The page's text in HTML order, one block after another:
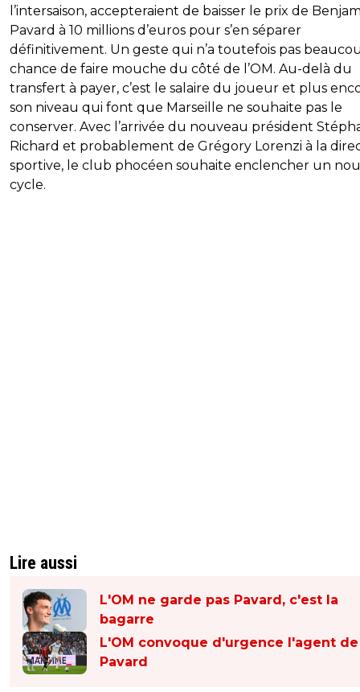
l’intersaison, accepteraient de baisser le prix de
Pavard à 10 millions d’euros pour s’en séparer
définitivement. Un geste qui n’a toutefois pas
chance de faire mouche du côté de l’OM. Au-delà du
transfert à payer, c’est le salaire du joueur et plus
son niveau qui font que Marseille ne souhaite pas le
conserver. Avec l’arrivée du nouveau président
Richard et probablement de Grégory Lorenzi à la
sportive, le club phocéen souhaite enclencher un
cycle.
Lire aussi
L'OM ne garde pas Pavard, c'est la
bagarre
L'OM convoque d'urgence l'agent de
Pavard